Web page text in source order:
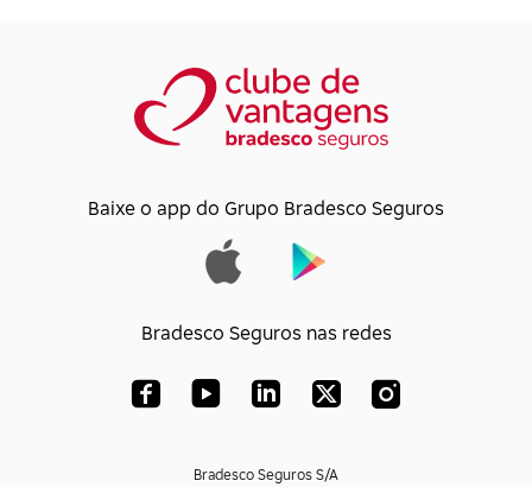
Baixe o app do Grupo Bradesco Seguros
Bradesco Seguros nas redes
Bradesco Seguros S/A